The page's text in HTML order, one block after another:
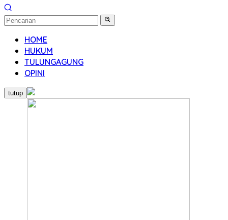
HOME
HUKUM
TULUNGAGUNG
OPINI
tutup